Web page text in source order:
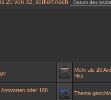
20 von 32, sortiert nach
Mehr als 20
Hits
Antworten oder 100
Thema